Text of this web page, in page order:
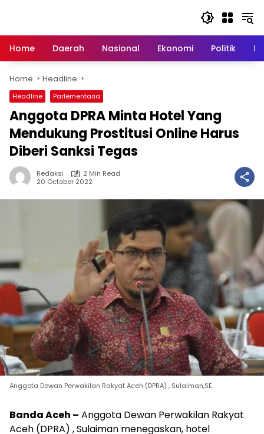
Home
Daerah Nasional Ekonomi Politik
Home Headline
Headline Parlementaria
Anggota DPRA Minta Hotel Yang
Mendukung Prostitusi Online Harus
Diberi Sanksi Tegas
Redaksi
2 Min Read
20 October 2022
Anggota Dewan Perwakilan Rakyat Aceh (DPRA) , Sulaiman,SE.
Banda Aceh – Anggota Dewan Perwakilan Rakyat
Aceh (DPRA) , Sulaiman menegaskan, hotel